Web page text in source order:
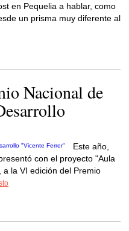
en Pequelia a hablar, como
un prisma muy diferente al
Nacional de
Este año,
con el proyecto "Aula
la VI edición del Premio